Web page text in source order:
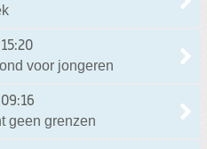
voor jongeren
geen grenzen